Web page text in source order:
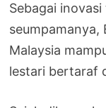
Sebagai
seumpamanya,
Malaysia
lestari bertaraf